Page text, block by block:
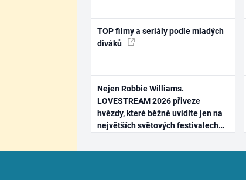
TOP filmy a seriály podle mladých
diváků
Nejen Robbie Williams.
LOVESTREAM 2026 přiveze
hvězdy, které běžně uvidíte jen na
největších světových festivalech